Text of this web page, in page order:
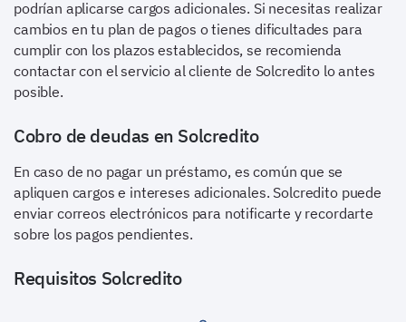
podrían aplicarse cargos adicionales. Si necesitas realizar
cambios en tu plan de pagos o tienes dificultades para
cumplir con los plazos establecidos, se recomienda
contactar con el servicio al cliente de Solcredito lo antes
posible.
Cobro de deudas en Solcredito
En caso de no pagar un préstamo, es común que se
apliquen cargos e intereses adicionales. Solcredito puede
enviar correos electrónicos para notificarte y recordarte
sobre los pagos pendientes.
Requisitos Solcredito